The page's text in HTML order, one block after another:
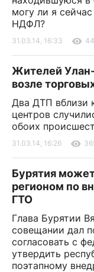
могу ли я
НДФЛ?
31.03.14, 16:33
Жителей
возле
Два ДТП вблизи
центров
обоих
31.03.14, 16:26
Бурятия
регионом по
ГТО
Глава Бурятии
совещании дал
согласовать с
утвердить
поэтапному